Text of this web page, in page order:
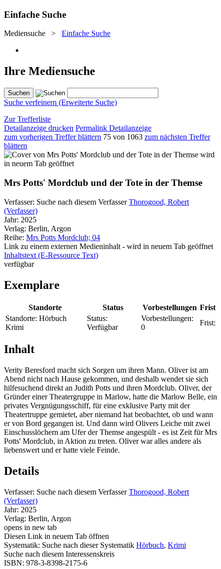
Einfache Suche
Mediensuche > Einfache Suche
Ihre Mediensuche
Suche verfeinern (Erweiterte Suche)
Zur Trefferliste
Detailanzeige drucken Permalink Detailanzeige
zum vorherigen Treffer blättern 75 von 1063 zum nächsten Treffer
blättern
wird
in neuem Tab geöffnet
Mrs Potts' Mordclub und der Tote in der Themse
Verfasser: Suche nach diesem Verfasser Thorogood, Robert
(Verfasser)
Jahr: 2025
Verlag: Berlin, Argon
Reihe: Mrs Potts Mordclub; 04
Link zu einem externen Medieninhalt - wird in neuem Tab geöffnet
Inhaltstext (E-Ressource Text)
verfügbar
Exemplare
Standorte Status Vorbestellungen Frist
Standorte: Hörbuch
Krimi
Status:
Verfügbar
Vorbestellungen:
0
Frist:
Inhalt
Verity Beresford macht sich Sorgen um ihren Mann. Oliver ist am
Abend nicht nach Hause gekommen, und deshalb wendet sie sich
hilfesuchend direkt an Judith Potts und ihren Mordclub. Oliver, der
Gründer einer Theatergruppe in Marlow, hatte die Marlow Belle, ein
privates Vergnügungsschiff, für eine exklusive Party mit der
Theatertruppe gemietet, aber niemand hat beobachtet, ob und wann
er von Bord gegangen ist. Und dann wird Olivers Leiche mit zwei
Einschusslöchern am Ufer der Themse angespült - es ist Zeit für Mrs
Potts' Mordclub, in Aktion zu treten. Oliver war alles andere als
liebenswert und er hatte viele Feinde.
Details
Verfasser: Suche nach diesem Verfasser Thorogood, Robert
(Verfasser)
Jahr: 2025
Verlag: Berlin, Argon
opens in new tab
Diesen Link in neuem Tab öffnen
Systematik: Suche nach dieser Systematik Hörbuch, Krimi
Suche nach diesem Interessenskreis
ISBN: 978-3-8398-2175-6